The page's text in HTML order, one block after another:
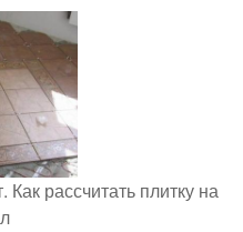
рассчитать плитку на